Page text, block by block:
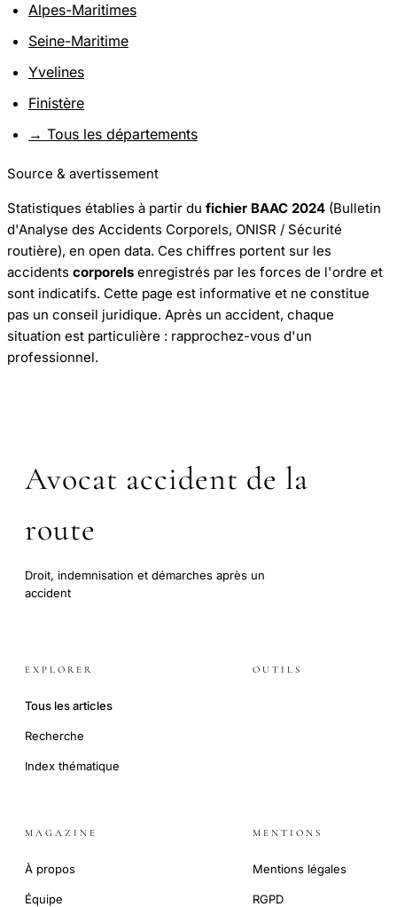
Alpes-Maritimes
Seine-Maritime
Yvelines
Finistère
→ Tous les départements
Source & avertissement
Statistiques établies à partir du fichier BAAC 2024 (Bulletin
d'Analyse des Accidents Corporels, ONISR / Sécurité
routière), en open data. Ces chiffres portent sur les
accidents corporels enregistrés par les forces de l'ordre et
sont indicatifs. Cette page est informative et ne constitue
pas un conseil juridique. Après un accident, chaque
situation est particulière : rapprochez-vous d'un
professionnel.
Avocat accident de la
route
Droit, indemnisation et démarches après un
accident
EXPLORER
Tous les articles
Recherche
Index thématique
OUTILS
MAGAZINE
À propos
Équipe
MENTIONS
Mentions légales
RGPD